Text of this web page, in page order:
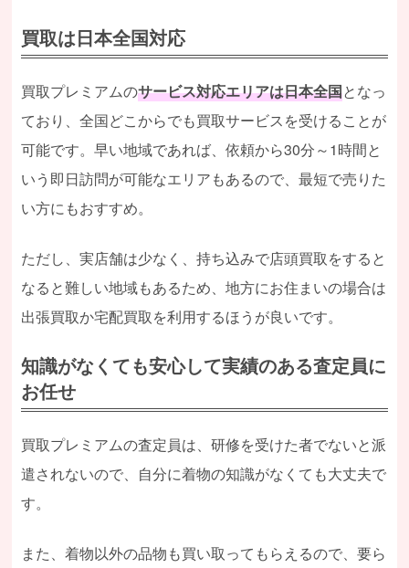
買取は日本全国対応
買取プレミアムのサービス対応エリアは日本全国となっ
ており、全国どこからでも買取サービスを受けることが
可能です。早い地域であれば、依頼から30分～1時間と
いう即日訪問が可能なエリアもあるので、最短で売りた
い方にもおすすめ。
ただし、実店舗は少なく、持ち込みで店頭買取をすると
なると難しい地域もあるため、地方にお住まいの場合は
出張買取か宅配買取を利用するほうが良いです。
知識がなくても安心して実績のある査定員に
お任せ
買取プレミアムの査定員は、研修を受けた者でないと派
遣されないので、自分に着物の知識がなくても大丈夫で
す。
また、着物以外の品物も買い取ってもらえるので、要ら